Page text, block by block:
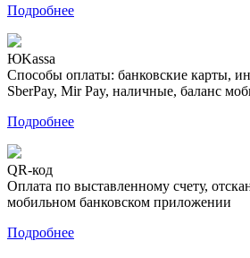
Подробнее
ЮKassa
Способы оплаты: банковские карты,
SberPay, Mir Pay, наличные, баланс
Подробнее
QR-код
Оплата по выставленному счету,
мобильном банковском приложении
Подробнее